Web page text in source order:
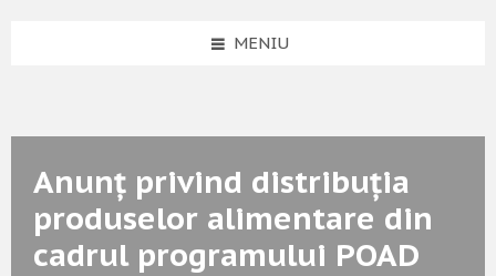
MENIU
Anunț privind distribuția
produselor alimentare din
cadrul programului POAD